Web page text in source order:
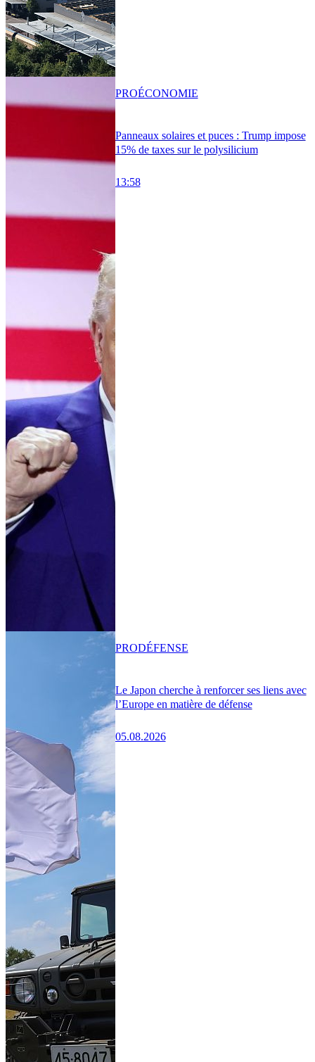
Panneaux solaires et puces : Trump impose
15% de taxes sur le polysilicium
13:58
PROÉCONOMIE
Le Japon cherche à renforcer ses liens avec
l’Europe en matière de défense
05.08.2026
PRODÉFENSE